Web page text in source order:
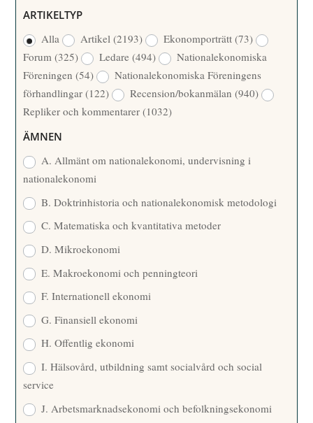
/
Å
R
R
F
A
T
T
A
R
ARTIKELTYP
Alla
Artikel(2193) Ekonomporträtt(73)
Forum(325) Ledare(494)
Nationalekonomiska
Föreningen(54)
Nationalekonomiska Föreningens
förhandlingar(122) Recension/bokanmälan(940)
Repliker och kommentarer(1032)
ÄMNEN
A. Allmänt om nationalekonomi, undervisning i
nationalekonomi
B. Doktrinhistoria och nationalekonomisk metodologi
C. Matematiska och kvantitativa metoder
D. Mikroekonomi
E. Makroekonomi och penningteori
F. Internationell ekonomi
G. Finansiell ekonomi
H. Offentlig ekonomi
I. Hälsovård, utbildning samt socialvård och social
service
J. Arbetsmarknadsekonomi och befolkningsekonomi